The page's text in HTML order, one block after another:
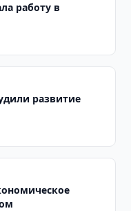
работу в
развитие